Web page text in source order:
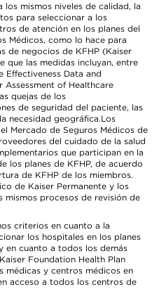
los mismos niveles de calidad, la
para seleccionar a los
de atención en los planes del
Médicos, como lo hace para
de negocios de KFHP (Kaiser
que las medidas incluyan, entre
Effectiveness Data and
Assessment of Healthcare
quejas de los
de seguridad del paciente, las
necesidad geográfica.Los
Mercado de Seguros Médicos de
del cuidado de la salud
que participan en la
los planes de KFHP, de acuerdo
de KFHP de los miembros.
de Kaiser Permanente y los
mismos procesos de revisión de
criterios en cuanto a la
los hospitales en los planes
en cuanto a todos los demás
Foundation Health Plan
médicas y centros médicos en
acceso a todos los centros de